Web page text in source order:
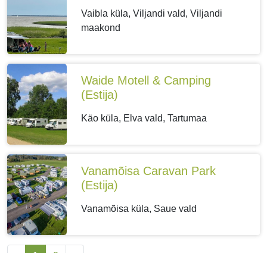
Vaibla küla, Viljandi vald, Viljandi
maakond
Waide Motell & Camping
(Estija)
Käo küla, Elva vald, Tartumaa
Vanamõisa Caravan Park
(Estija)
Vanamõisa küla, Saue vald